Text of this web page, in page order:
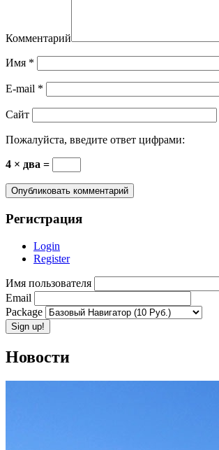
Комментарий
Имя *
E-mail *
Сайт
Пожалуйста, введите ответ цифрами:
4 × два =
Регистрация
Login
Register
Имя пользователя
Email
Package
Новости